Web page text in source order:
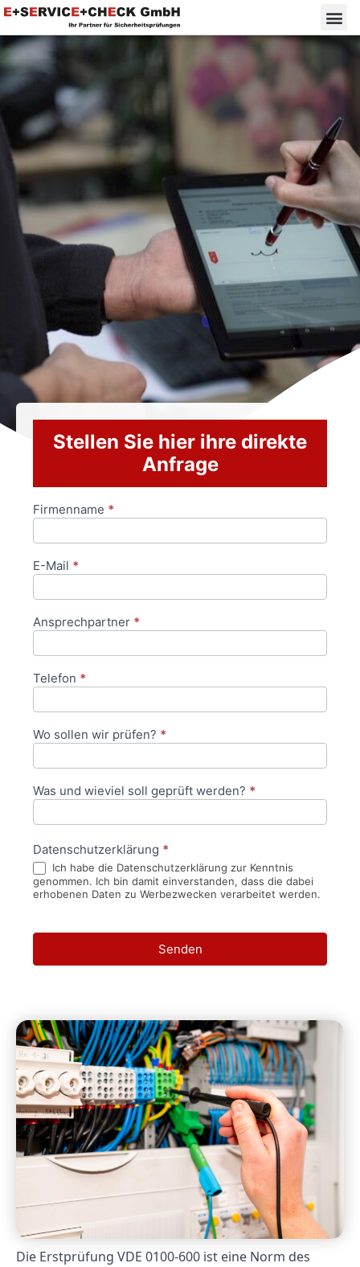
Stellen Sie hier ihre direkte
Anfrage
Anfrageformular
Firmenname *
E-Mail *
Ansprechpartner *
Telefon *
Wo sollen wir prüfen? *
Was und wieviel soll geprüft werden? *
Datenschutzerklärung *
Ich habe die Datenschutzerklärung zur Kenntnis
genommen. Ich bin damit einverstanden, dass die dabei
erhobenen Daten zu Werbezwecken verarbeitet werden.
Senden
Die Erstprüfung VDE 0100-600 ist eine Norm des